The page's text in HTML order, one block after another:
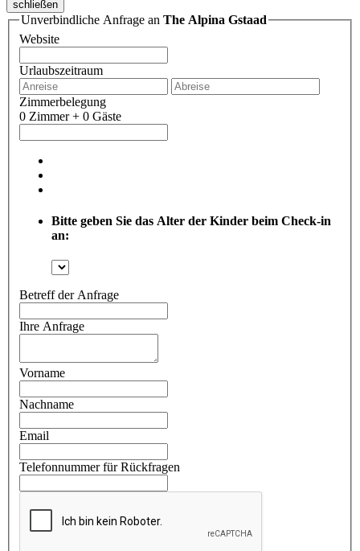
schließen
Unverbindliche Anfrage an The Alpina Gstaad
Website
Urlaubszeitraum
Zimmerbelegung
0 Zimmer + 0 Gäste
Bitte geben Sie das Alter der Kinder beim Check-in
an:
Betreff der Anfrage
Ihre Anfrage
Vorname
Nachname
Email
Telefonnummer für Rückfragen